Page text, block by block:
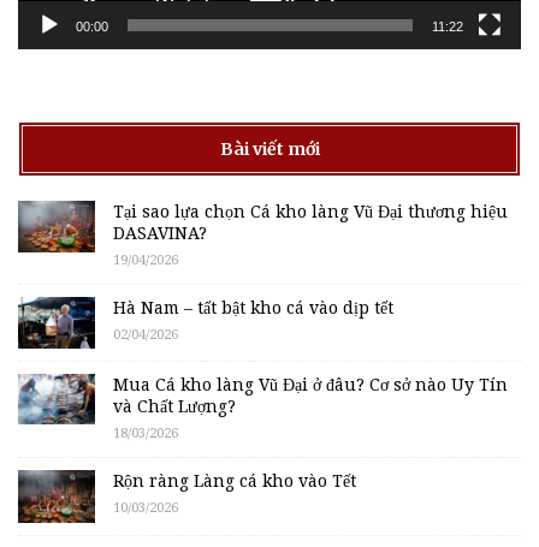
00:00 11:22
Bài viết mới
Tại sao lựa chọn Cá kho làng Vũ Đại thương hiệu
DASAVINA?
19/04/2026
Hà Nam – tất bật kho cá vào dịp tết
02/04/2026
Mua Cá kho làng Vũ Đại ở đâu? Cơ sở nào Uy Tín
và Chất Lượng?
18/03/2026
Rộn ràng Làng cá kho vào Tết
10/03/2026